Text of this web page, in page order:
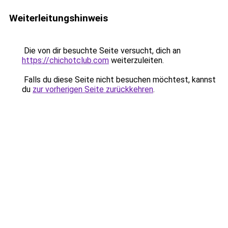
Weiterleitungshinweis
Die von dir besuchte Seite versucht, dich an
https://chichotclub.com weiterzuleiten.
Falls du diese Seite nicht besuchen möchtest, kannst
du zur vorherigen Seite zurückkehren.